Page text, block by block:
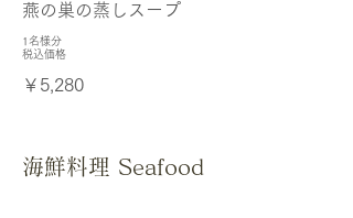
燕の巣の蒸しスープ
1名様分
税込価格
￥5,280
海鮮料理 Seafood